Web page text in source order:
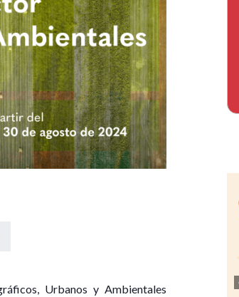
Urbanos y Ambientales